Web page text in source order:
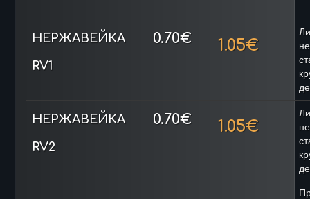
НЕРЖАВЕЙКА
RV1
0.70€ 1.05€
НЕРЖАВЕЙКА
RV2
0.70€ 1.05€